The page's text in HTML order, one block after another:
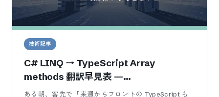
技術記事
C# LINQ → TypeScript Array
methods 翻訳早見表 —
Where/Select/GroupBy が
ある朝、客先で「来週からフロントの TypeScript も